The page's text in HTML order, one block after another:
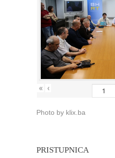
« ‹
Photo by klix.ba
PRISTUPNICA